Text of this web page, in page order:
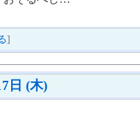
]
日 (木)